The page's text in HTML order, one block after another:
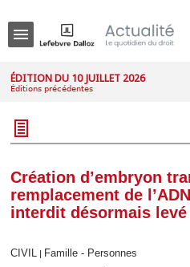
ÉDITION DU 10 JUILLET 2026
Éditions précédentes
Création d’embryon
remplacement de
interdit désormais levé
CIVIL
Famille - Personnes